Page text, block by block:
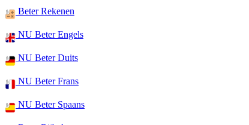
Beter Rekenen
NU Beter Engels
NU Beter Duits
NU Beter Frans
NU Beter Spaans